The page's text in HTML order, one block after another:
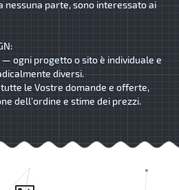
nessuna parte, sono interessato ai
— ogni progetto o sito è individuale e
diversi.
le Vostre domande e offerte,
dell’ordine e stime dei prezzi.